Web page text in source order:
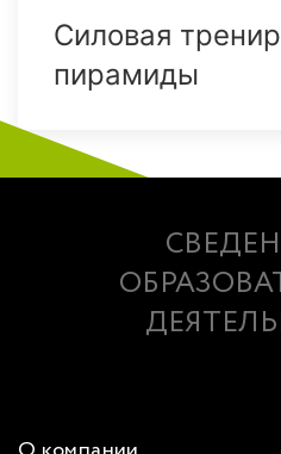
Силовая
пирамиды